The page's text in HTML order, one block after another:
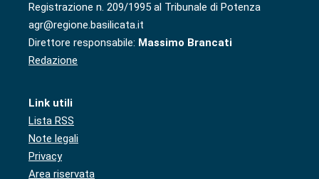
Registrazione n. 209/1995 al Tribunale di Potenza
agr@regione.basilicata.it
Direttore responsabile: Massimo Brancati
Redazione
Link utili
Lista RSS
Note legali
Privacy
Area riservata